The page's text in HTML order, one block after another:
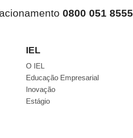
0800 051 8555
IEL
O IEL
Educação Empresarial
Inovação
Estágio